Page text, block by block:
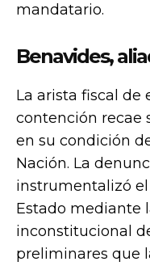
mandatario.
Benavides,
La arista fiscal de
contención recae
en su condición
Nación. La
instrumentalizó
Estado mediante
inconstitucional
preliminares que